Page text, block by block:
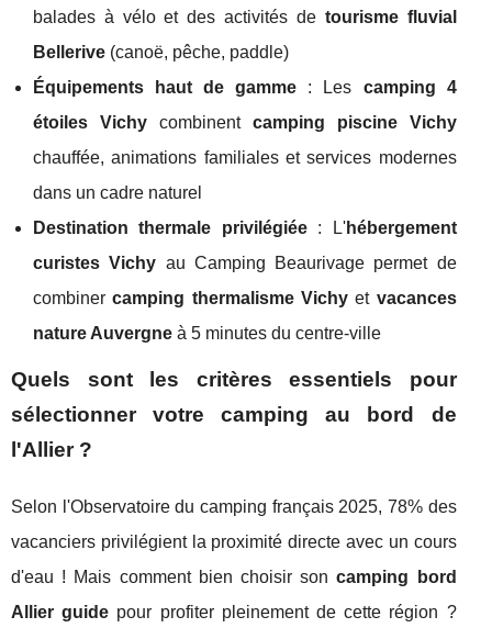
balades à vélo et des activités de tourisme fluvial
Bellerive (canoë, pêche, paddle)
Équipements haut de gamme : Les camping 4
étoiles Vichycombinent camping piscine Vichy
chauffée, animations familiales et services modernes
dans un cadre naturel
Destination thermale privilégiée: L'hébergement
curistes Vichy au Camping Beaurivage permet de
combinercamping thermalisme Vichyet vacances
nature Auvergne à 5 minutes du centre-ville
Quels sont les critères essentiels pour
sélectionner votre camping au bord de
l'Allier ?
Selon l'Observatoire du camping français 2025, 78% des
vacanciers privilégient la proximité directe avec un cours
d'eau ! Mais comment bien choisir soncamping bord
Allier guide pour profiter pleinement de cette région ?